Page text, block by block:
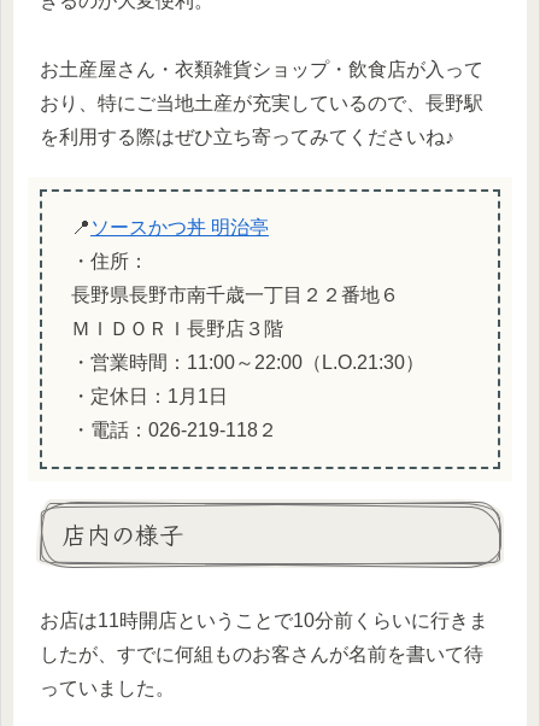
お土産屋さん・衣類雑貨ショップ・飲食店が入って
おり、特にご当地土産が充実しているので、長野駅
を利用する際はぜひ立ち寄ってみてくださいね♪
📍 ソースかつ丼 明治亭
・住所：
長野県長野市南千歳一丁目２２番地６
ＭＩＤＯＲＩ長野店３階
・営業時間：11:00～22:00（L.O.21:30）
・定休日：1月1日
・電話：026-219-118２
店内の様子
お店は11時開店ということで10分前くらいに行きま
したが、すでに何組ものお客さんが名前を書いて待
っていました。